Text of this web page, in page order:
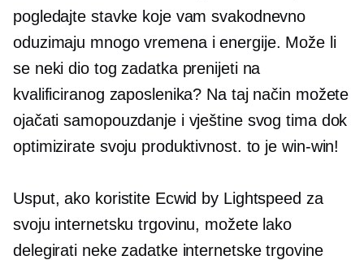
pogledajte stavke koje vam svakodnevno
oduzimaju mnogo vremena i energije. Može li
se neki dio tog zadatka prenijeti na
kvalificiranog zaposlenika? Na taj način možete
ojačati samopouzdanje i vještine svog tima dok
optimizirate svoju produktivnost. to je win-win!
Usput, ako koristite Ecwid by Lightspeed za
svoju internetsku trgovinu, možete lako
delegirati neke zadatke internetske trgovine